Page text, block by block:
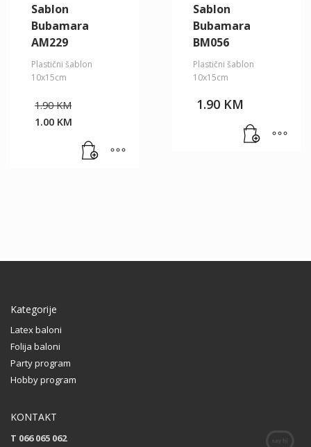
Sablon
Bubamara
AM229
Plastični šablon
10x15cm
1.90KM
1.90 KM.
1.00 KM
Sablon
Bubamara
BM056
Plastični šablon
10x15cm
1.90 KM
Kategorije
Latex baloni
Folija baloni
Party program
Hobby program
KONTAKT
T 066 065 062